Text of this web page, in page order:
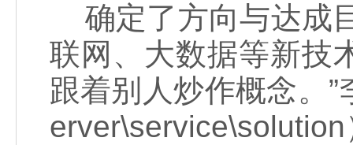
确定了方向与达成
联网、大数据等新技
跟着别人炒作概念。